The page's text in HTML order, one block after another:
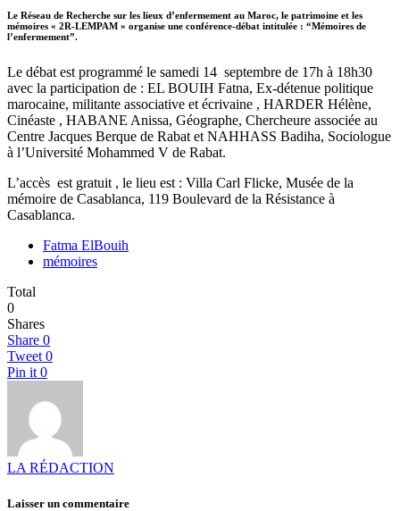
Le Réseau de Recherche sur les lieux d’enfermement au Maroc, le patrimoine et les
mémoires « 2R-LEMPAM » organise une conférence-débat intitulée : “Mémoires de
l’enfermement”.
Le débat est programmé le samedi 14 septembre de 17h à 18h30
avec la participation de : EL BOUIH Fatna, Ex-détenue politique
marocaine, militante associative et écrivaine , HARDER Hélène,
Cinéaste , HABANE Anissa, Géographe, Chercheure associée au
Centre Jacques Berque de Rabat et NAHHASS Badiha, Sociologue
à l’Université Mohammed V de Rabat.
L’accès est gratuit , le lieu est : Villa Carl Flicke, Musée de la
mémoire de Casablanca, 119 Boulevard de la Résistance à
Casablanca.
Fatma ElBouih
mémoires
Total
0
Shares
Share 0
Tweet 0
Pin it 0
LA RÉDACTION
Laisser un commentaire